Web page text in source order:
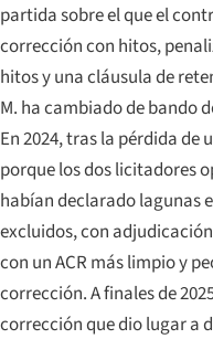
partida sobre el que el
corrección con hitos,
hitos y una cláusula de
M. ha cambiado de bando
En 2024, tras la pérdida
porque los dos licitadores
habían declarado lagunas
excluidos, con
con un ACR más limpio y
corrección. A finales de
corrección que dio lugar a